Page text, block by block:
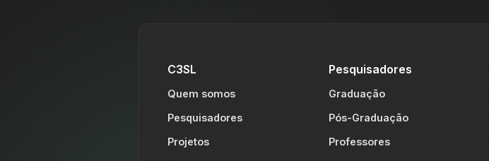
C3SL
Quem somos
Pesquisadores
Projetos
Pesquisadores
Graduação
Pós-Graduação
Professores